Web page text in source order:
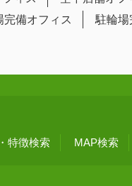
完備オフィス
駐輪場
特徴検索 MAP検索